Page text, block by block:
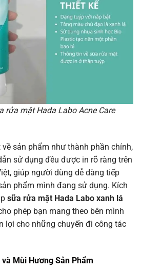
rửa mặt Hada Labo Acne Care
sản phẩm như thành phần chính,
sử dụng đều được in rõ ràng trên
giúp người dùng dễ dàng tiếp
phẩm mình đang sử dụng. Kích
sữa rửa mặt Hada Labo xanh lá
phép bạn mang theo bên mình
lợi cho những chuyến đi công tác
Mùi Hương Sản Phẩm